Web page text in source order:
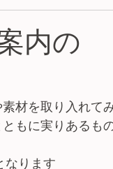
内の
材を取り入れて
もに実りあるも
なります